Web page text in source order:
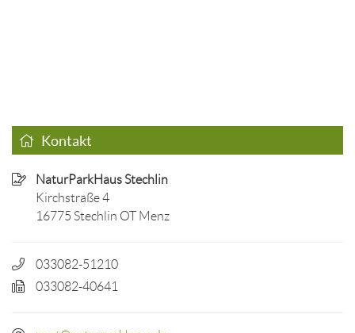
Kontakt
NaturParkHaus Stechlin
Kirchstraße 4
16775 Stechlin OT Menz
033082-51210
033082-40641